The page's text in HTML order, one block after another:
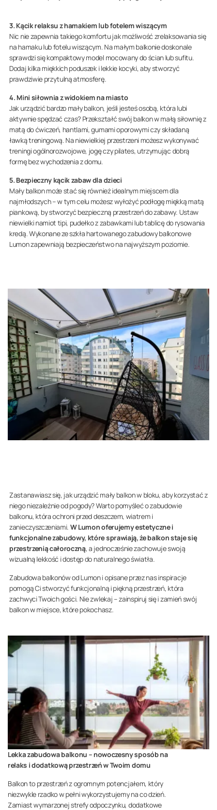
3. Kącik relaksu z hamakiem lub fotelem wiszącym
Nic nie zapewnia takiego komfortu jak możliwość zrelaksowania się
na hamaku lub fotelu wiszącym. Na małym balkonie doskonale
sprawdzi się kompaktowy model mocowany do ścian lub sufitu.
Dodaj kilka miękkich poduszek i lekkie kocyki, aby stworzyć
prawdziwie przytulną atmosferę.
4. Mini siłownia z widokiem na miasto
Jak urządzić bardzo mały balkon, jeśli jesteś osobą, która lubi
aktywnie spędzać czas? Przekształć swój balkon w małą siłownię z
matą do ćwiczeń, hantlami, gumami oporowymi czy składaną
ławką treningową. Na niewielkiej przestrzeni możesz wykonywać
treningi ogólnorozwojowe, jogę czy pilates, utrzymując dobrą
formę bez wychodzenia z domu.
5. Bezpieczny kącik zabaw dla dzieci
Mały balkon może stać się również idealnym miejscem dla
najmłodszych – w tym celu możesz wyłożyć podłogę miękką matą
piankową, by stworzyć bezpieczną przestrzeń do zabawy. Ustaw
niewielki namiot tipi, pudełko z zabawkami lub tablicę do rysowania
kredą. Wykonane ze szkła hartowanego zabudowy balkonowe
Lumon zapewniają bezpieczeństwo na najwyższym poziomie.
Zastanawiasz się, jak urządzić mały balkon w bloku, aby korzystać z
niego niezależnie od pogody? Warto pomyśleć o zabudowie
balkonu, która ochroni przed deszczem, wiatrem i
zanieczyszczeniami. W Lumon oferujemy estetyczne i
funkcjonalne zabudowy, które sprawiają, że balkon staje się
przestrzenią całoroczną, a jednocześnie zachowuje swoją
wizualną lekkość i dostęp do naturalnego światła.
Zabudowa balkonów od Lumon i opisane przez nas inspiracje
pomogą Ci stworzyć funkcjonalną i piękną przestrzeń, która
zachwyci Twoich gości. Nie zwlekaj – zainspiruj się i zamień swój
balkon w miejsce, które pokochasz.
Lekka zabudowa balkonu – nowoczesny sposób na
relaks i dodatkową przestrzeń w Twoim domu
Balkon to przestrzeń z ogromnym potencjałem, który
niezwykle rzadko w pełni wykorzystujemy na co dzień.
Zamiast wymarzonej strefy odpoczynku, dodatkowe